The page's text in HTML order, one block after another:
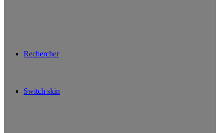
Rechercher
Switch skin